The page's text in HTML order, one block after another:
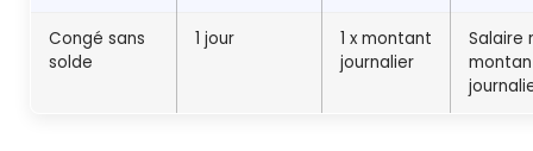
Congé sans
solde
1 jour
1 x montant
journalier
Salaire